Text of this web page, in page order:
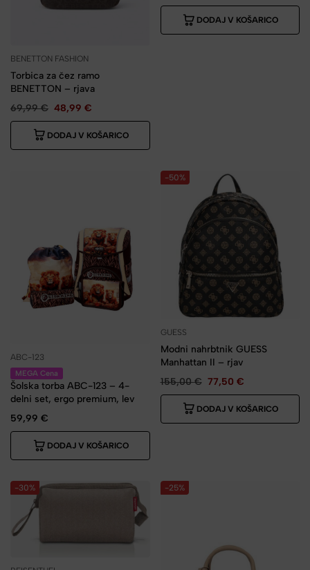
BENETTON FASHION
Torbica za čez ramo
BENETTON – rjava
69,99€ 48,99 €
DODAJ V KOŠARICO
DODAJ V KOŠARICO
ABC-123
MEGA Cena
Šolska torba ABC-123 – 4-
delni set, ergo premium, lev
59,99 €
DODAJ V KOŠARICO
-50%
GUESS
Modni nahrbtnik GUESS
Manhattan II – rjav
155,00€ 77,50 €
DODAJ V KOŠARICO
-30% -25%